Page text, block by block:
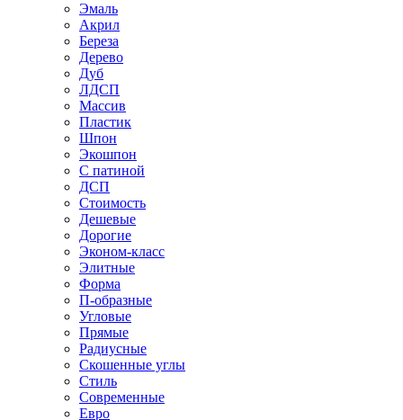
Эмаль
Акрил
Береза
Дерево
Дуб
ЛДСП
Массив
Пластик
Шпон
Экошпон
С патиной
ДСП
Стоимость
Дешевые
Дорогие
Эконом-класс
Элитные
Форма
П-образные
Угловые
Прямые
Радиусные
Скошенные углы
Стиль
Современные
Евро